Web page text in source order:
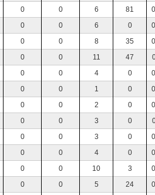
0 0 6 81
0 0 6 0
0 0 8 35
0 0 11 47
0 0 4 0
0 0 1 0
0 0 2 0
0 0 3 0
0 0 3 0
0 0 4 0
0 0 10 3
0 0 5 24